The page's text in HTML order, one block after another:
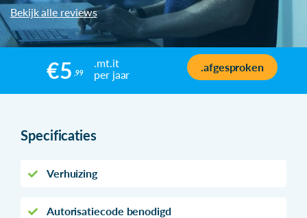
Bekijk alle reviews
€5 ,99
.mt.it
per jaar
.afgesproken
Specificaties
Verhuizing
Autorisatiecode benodigd